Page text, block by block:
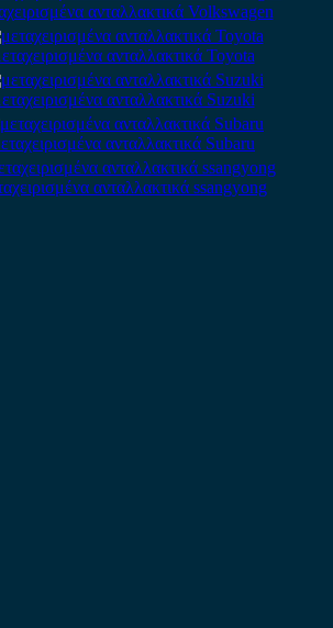
ανταλλακτικά Volkswagen
ανταλλακτικά Toyota
ανταλλακτικά Suzuki
ανταλλακτικά Subaru
ανταλλακτικά ssangyong